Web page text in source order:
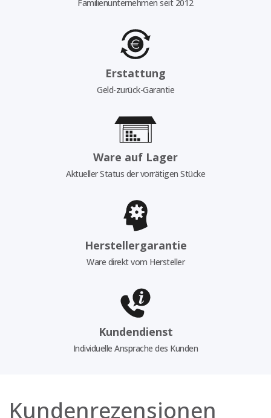
Familienunternehmen seit 2012
Erstattung
Geld-zurück-Garantie
Ware auf Lager
Aktueller Status der vorrätigen Stücke
Herstellergarantie
Ware direkt vom Hersteller
Kundendienst
Individuelle Ansprache des Kunden
Kundenrezensionen